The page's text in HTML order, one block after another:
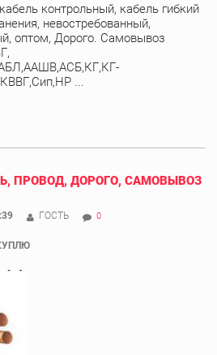
контрольный, кабель гибкий
невостребованный,
оптом, Дорого. Самовывоз
...
ПРОВОД, ДОРОГО, САМОВЫВОЗ
ГОСТЬ 0